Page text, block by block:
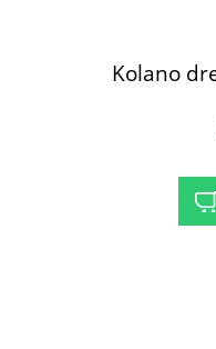
Kolano